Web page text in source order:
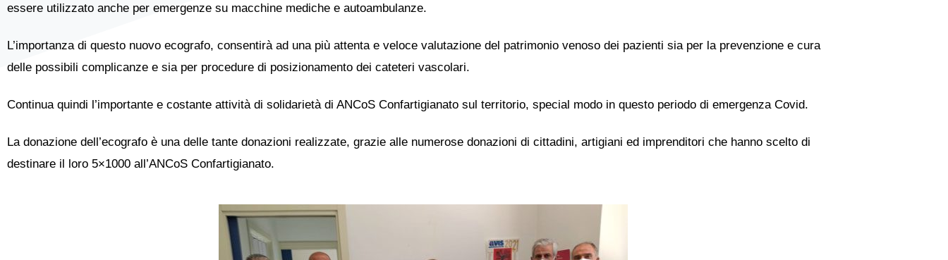
essere utilizzato anche per emergenze su macchine mediche e autoambulanze.
L’importanza di questo nuovo ecografo, consentirà ad una più attenta e veloce valutazione del patrimonio venoso dei pazienti sia per la prevenzione e cura
delle possibili complicanze e sia per procedure di posizionamento dei cateteri vascolari.
Continua quindi l’importante e costante attività di solidarietà di ANCoS Confartigianato sul territorio, special modo in questo periodo di emergenza Covid.
La donazione dell’ecografo è una delle tante donazioni realizzate, grazie alle numerose donazioni di cittadini, artigiani ed imprenditori che hanno scelto di
destinare il loro 5×1000 all’ANCoS Confartigianato.